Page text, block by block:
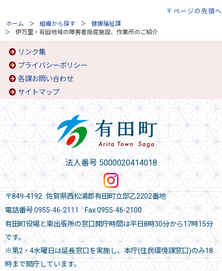
ページの先頭へ
ホーム 組織から探す
健康福祉課
伊万里・有田地域の障害者授産施設、作業所のご紹介
リンク集
プライバシーポリシー
各課お問い合わせ
サイトマップ
法人番号 5000020414018
〒849-4192 佐賀県西松浦郡有田町立部乙2202番地
電話番号:0955-46-2111 Fax:0955-46-2100
有田町役場と東出張所の窓口開庁時間は平日8時30分から17時15分
です。
※第2・4水曜日は延長窓口を実施し、本庁(住民環境課窓口)のみ18
時まで開庁しています。